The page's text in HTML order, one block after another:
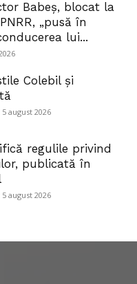
Babeș, blocat la
„pusă în
lui...
Colebil și
5 august 2026
regulile privind
publicată în
5 august 2026